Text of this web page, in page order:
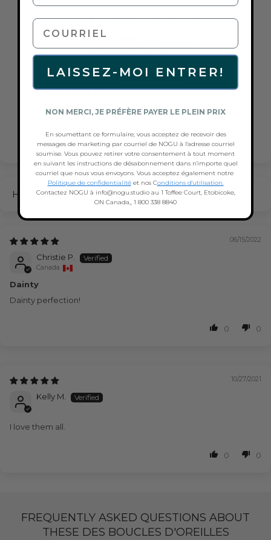
Customer Reviews
Based on 2 reviews
2
0
0
Sort by
06/15/2022
Christie P.
Canada
Dainty
Dainty perfection!
0 0
10/27/2021
Kelly M.
I love them all.
0 0
FREQUENTLY ASKED QUESTIONS ABOUT
THESE DES BOUCLES D'OREILLES
courriel
LAISSEZ-MOI ENTRER!
NON MERCI, JE PRÉFÈRE PAYER LE PLEIN PRIX
En soumettant ce formulaire, vous acceptez de recevoir des
messages de marketing par courriel de NOGU à l'adresse courriel
soumise. Vous pouvez retirer votre consentement à tout moment
en suivant les instructions de désabonnement dans n'importe quel
courriel que nous vous envoyons. Vous acceptez également notre
Politique de confidentialitéet nos Conditions d'utilisation.
Contactez NOGU à info@nogu.studio au 1 Toffee Court, Etobicoke,
ON Canada,, 1 800 338 8840